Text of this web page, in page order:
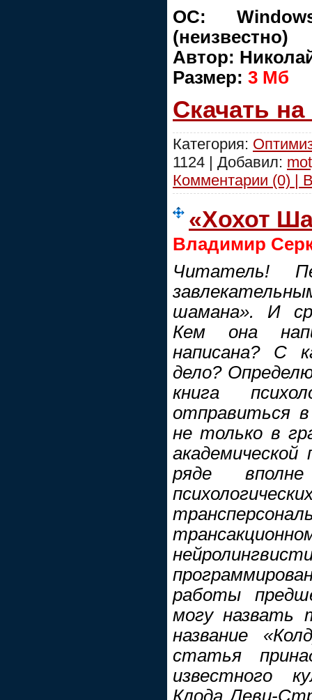
ОС:
(неизвестно)
Автор:
Размер: 3 Мб
Скачать
Категория:
1124 | Добавил:
Комментарии (0) |
«Хохот
Владимир
Читатель!
шамана». И
Кем она
написана? С
дело?
книга
отправиться
не только в
ряде
работы
могу назвать
название
статья
известного
Клода Леви-